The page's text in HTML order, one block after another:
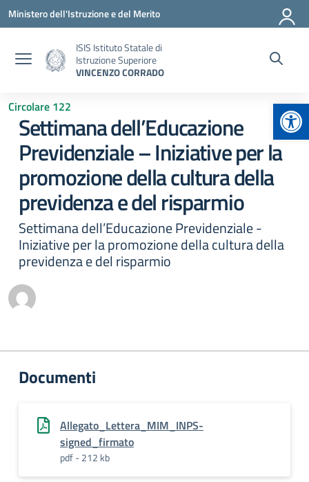
Vai ai contenuti
Vai al menu di navigazione
Vai al footer
Ministero dell'Istruzione e del Merito
ISIS Istituto Statale di
Istruzione Superiore
VINCENZO CORRADO
Circolare 122
Settimana dell’Educazione
Previdenziale – Iniziative per la
promozione della cultura della
previdenza e del risparmio
Settimana dell’Educazione Previdenziale -
Iniziative per la promozione della cultura della
previdenza e del risparmio
Documenti
Allegato_Lettera_MIM_INPS-
signed_firmato
pdf - 212 kb